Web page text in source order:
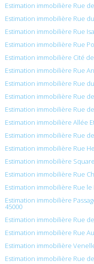
Estimation immobilière Rue
Estimation immobilière Rue
Estimation immobilière Rue
Estimation immobilière Rue
Estimation immobilière Cité
Estimation immobilière Rue
Estimation immobilière Rue
Estimation immobilière Rue
Estimation immobilière Rue
Estimation immobilière Allée
Estimation immobilière Rue
Estimation immobilière Rue
Estimation immobilière
Estimation immobilière Rue
Estimation immobilière Rue
Estimation immobilière
45000
Estimation immobilière Rue
Estimation immobilière Rue
Estimation immobilière
Estimation immobilière Rue